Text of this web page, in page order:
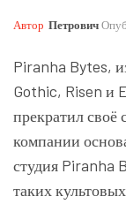
Автор Петрович
Piranha Bytes,
Gothic, Risen и
прекратил своё
компании
студия Piranha
таких